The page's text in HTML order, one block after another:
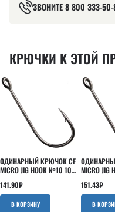
ЗВОНИТЕ8 800 333-
КРЮЧКИ К ЭТОЙ
ОДИНАРНЫЙ КРЮЧОК CF
MICRO JIG HOOK №10 10
141.90₽
В КОРЗИНУ
MICRO JIG
151.43₽
В